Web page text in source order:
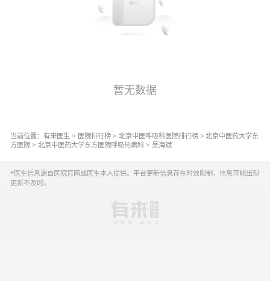
暂无数据
当前位置： 有来医生 > 医院排行榜 > 北京中医呼吸科医院排行榜 > 北京中医药大学东
方医院 > 北京中医药大学东方医院呼吸热病科 > 吴海斌
*医生信息源自医院官网或医生本人提供。平台更新信息存在时效限制，信息可能出现
更新不及时。